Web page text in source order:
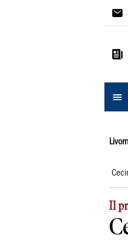
Il
Il